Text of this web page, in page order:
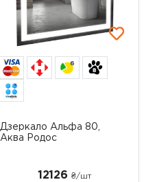
6
Дзеркало Альфа 80,
Аква Родос
12126 ₴/шт